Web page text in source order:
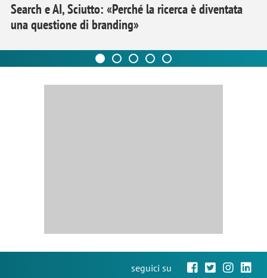
Search e AI, Sciutto: «Perché la ricerca è diventata
una questione di branding»
seguici su